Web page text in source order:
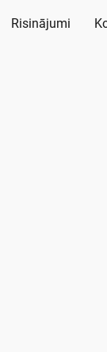
Risinājumi